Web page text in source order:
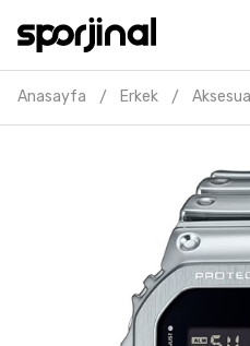
Anasayfa / Erkek /